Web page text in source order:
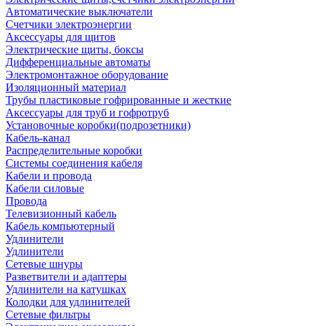
Автоматические выключатели
Счетчики электроэнергии
Аксессуары для щитов
Электрические щиты, боксы
Дифференциальные автоматы
Электромонтажное оборудование
Изоляционный материал
Трубы пластиковые гофрированные и жесткие
Аксессуары для труб и гофротруб
Установочные коробки(подрозетники)
Кабель-канал
Распределительные коробки
Системы соединения кабеля
Кабели и провода
Кабели силовые
Провода
Телевизионный кабель
Кабель компьютерный
Удлинители
Удлинители
Сетевые шнуры
Разветвители и адаптеры
Удлинители на катушках
Колодки для удлинителей
Сетевые фильтры